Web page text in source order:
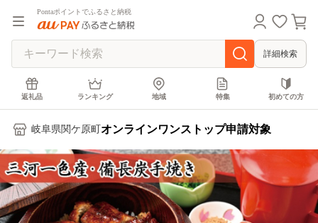
Pontaポイントでふるさと納税
詳細検索
返礼品 ランキング 地域 特集 初めての方
岐阜県関ケ原町 オンラインワンストップ申請対象